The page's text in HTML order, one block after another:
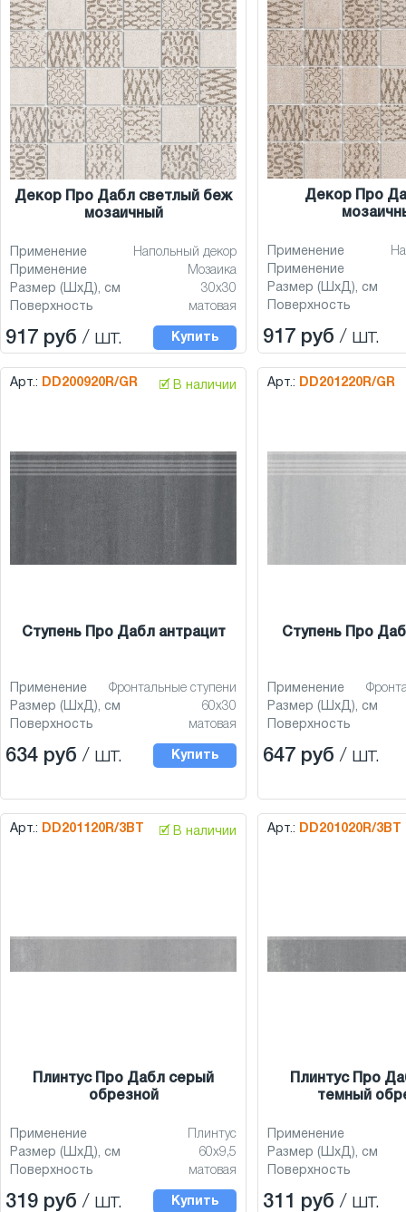
Декор Про Дабл светлый беж
мозаичный
Применение
Напольный декор
Применение
Мозаика
Размер (ШхД), см
30x30
Поверхность
матовая
917 руб / шт. Купить
Декор Про
Применение
Применение
Размер (ШхД), см
Поверхность
917 руб / шт.
Арт.: DD200920R/GR 🗹 В наличии
Ступень Про Дабл антрацит
Применение
Фронтальные ступени
Размер (ШхД), см
60x30
Поверхность
матовая
634 руб / шт. Купить
Арт.: DD201220R/GR
Ступень Про
Применение
Размер (ШхД), см
Поверхность
647 руб / шт.
Арт.: DD201120R/3BT 🗹 В наличии
Плинтус Про Дабл серый
обрезной
Применение
Плинтус
Размер (ШхД), см
60x9,5
Поверхность
матовая
319 руб / шт. Купить
Арт.: DD201020R/3BT
Плинтус Про
темный
Применение
Размер (ШхД), см
Поверхность
311 руб / шт.